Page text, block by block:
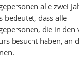
alle zwei
bedeutet, dass alle
die in den
besucht haben, an